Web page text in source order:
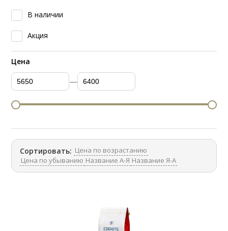
В наличии
Акция
Цена
—
Сортировать: Цена по возрастанию
Цена по убыванию Название А-Я Название Я-А